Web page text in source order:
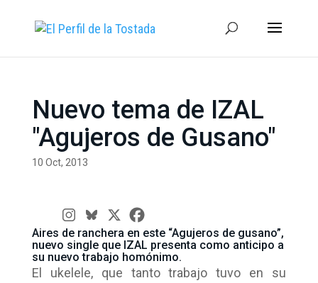
Nuevo tema de IZAL
"Agujeros de Gusano"
10 Oct, 2013
Aires de ranchera en este “Agujeros de gusano”,
nuevo single que IZAL presenta como anticipo a
su nuevo trabajo homónimo.
El ukelele, que tanto trabajo tuvo en su